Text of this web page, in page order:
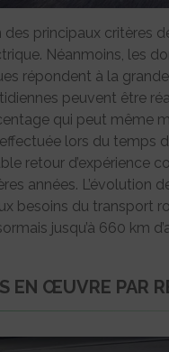
des principaux
Néanmoins, les
répondent à la
peuvent être
qui peut même
lors du temps
retour d’expérience
années. L’évolution
besoins du transport
jusqu’à 660 km
EN ŒUVRE PAR